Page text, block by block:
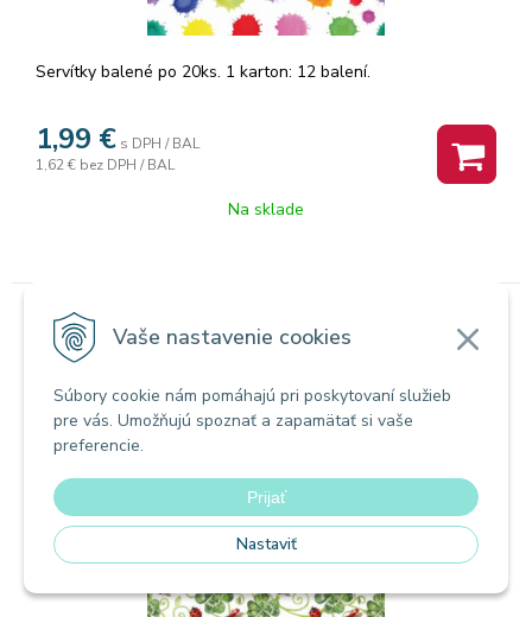
Vaše nastavenie cookies
Súbory cookie nám pomáhajú pri poskytovaní služieb
pre vás. Umožňujú spoznať a zapamätať si vaše
preferencie.
Prijať
Nastaviť
Servítky balené po 20ks. 1 karton: 12 balení.
1,99 € s DPH / BAL
1,62 € bez DPH / BAL
Na sklade
Servítky farebné
vrstvové 3-71615KI